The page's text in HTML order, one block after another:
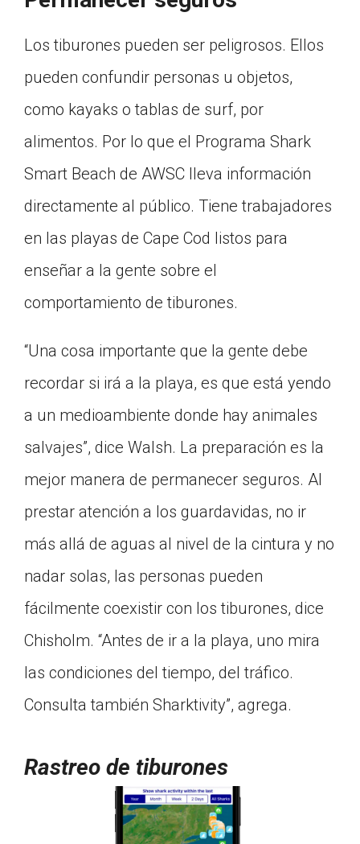
Los tiburones pueden ser peligrosos. Ellos
pueden confundir personas u objetos,
como kayaks o tablas de surf, por
alimentos. Por lo que el Programa Shark
Smart Beach de AWSC lleva información
directamente al público. Tiene trabajadores
en las playas de Cape Cod listos para
enseñar a la gente sobre el
comportamiento de tiburones.
“Una cosa importante que la gente debe
recordar si irá a la playa, es que está yendo
a un medioambiente donde hay animales
salvajes”, dice Walsh. La preparación es la
mejor manera de permanecer seguros. Al
prestar atención a los guardavidas, no ir
más allá de aguas al nivel de la cintura y no
nadar solas, las personas pueden
fácilmente coexistir con los tiburones, dice
Chisholm. “Antes de ir a la playa, uno mira
las condiciones del tiempo, del tráfico.
Consulta también Sharktivity”, agrega.
Rastreo de tiburones